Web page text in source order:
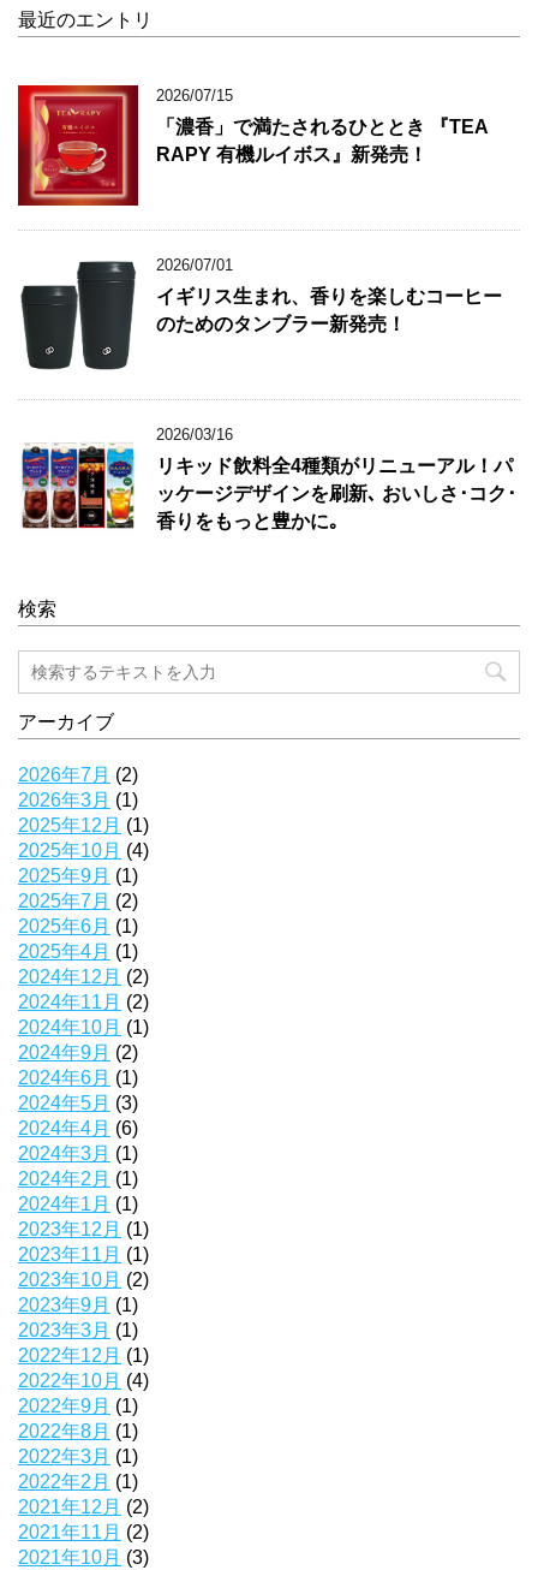
最近のエントリ
2026/07/15
「濃香」で満たされるひととき 『TEA
RAPY 有機ルイボス』新発売！
2026/07/01
イギリス生まれ、香りを楽しむコーヒー
のためのタンブラー新発売！
2026/03/16
リキッド飲料全4種類がリニューアル！パ
ッケージデザインを刷新､ おいしさ･コク･
香りをもっと豊かに｡
検索
アーカイブ
2026年7月 (2)
2026年3月 (1)
2025年12月 (1)
2025年10月 (4)
2025年9月 (1)
2025年7月 (2)
2025年6月 (1)
2025年4月 (1)
2024年12月 (2)
2024年11月 (2)
2024年10月 (1)
2024年9月 (2)
2024年6月 (1)
2024年5月 (3)
2024年4月 (6)
2024年3月 (1)
2024年2月 (1)
2024年1月 (1)
2023年12月 (1)
2023年11月 (1)
2023年10月 (2)
2023年9月 (1)
2023年3月 (1)
2022年12月 (1)
2022年10月 (4)
2022年9月 (1)
2022年8月 (1)
2022年3月 (1)
2022年2月 (1)
2021年12月 (2)
2021年11月 (2)
2021年10月 (3)